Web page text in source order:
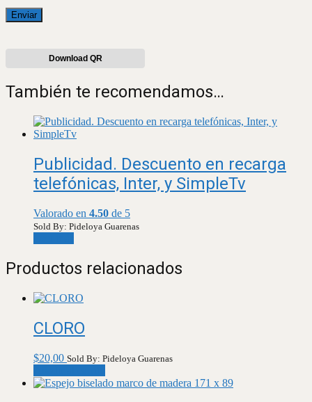
Download QR
También te recomendamos…
Publicidad. Descuento en recarga
telefónicas, Inter, y SimpleTv
Valorado en 4.50 de 5
Sold By: Pideloya Guarenas
Productos relacionados
CLORO
$20,00 Sold By: Pideloya Guarenas